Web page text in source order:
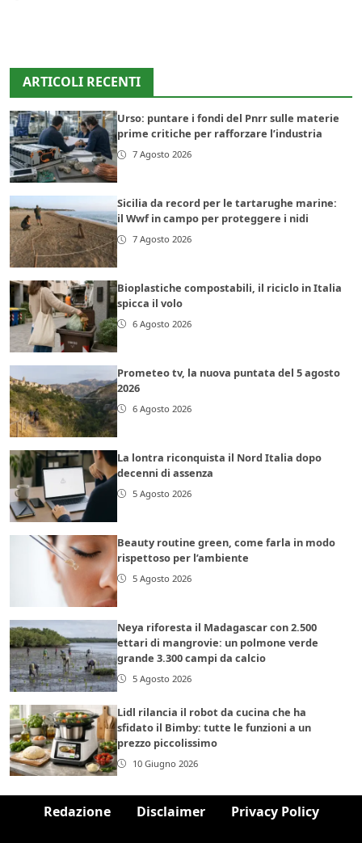
ARTICOLI RECENTI
Urso: puntare i fondi del Pnrr sulle materie
prime critiche per rafforzare l’industria
7 Agosto 2026
Sicilia da record per le tartarughe marine:
il Wwf in campo per proteggere i nidi
7 Agosto 2026
Bioplastiche compostabili, il riciclo in Italia
spicca il volo
6 Agosto 2026
Prometeo tv, la nuova puntata del 5 agosto
2026
6 Agosto 2026
La lontra riconquista il Nord Italia dopo
decenni di assenza
5 Agosto 2026
Beauty routine green, come farla in modo
rispettoso per l’ambiente
5 Agosto 2026
Neya riforesta il Madagascar con 2.500
ettari di mangrovie: un polmone verde
grande 3.300 campi da calcio
5 Agosto 2026
Lidl rilancia il robot da cucina che ha
sfidato il Bimby: tutte le funzioni a un
prezzo piccolissimo
10 Giugno 2026
Redazione Disclaimer Privacy Policy